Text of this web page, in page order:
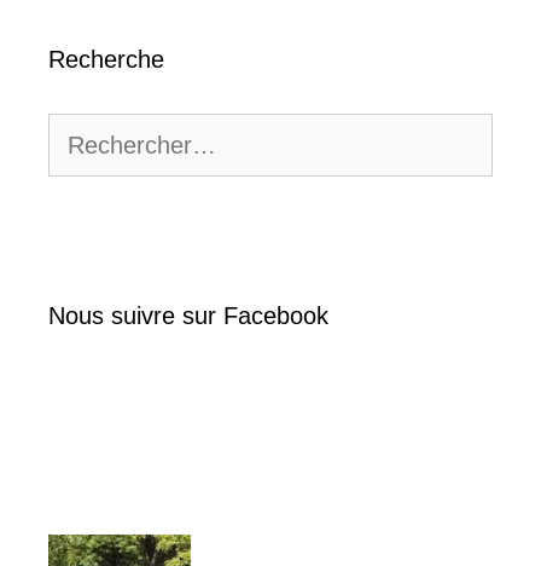
Recherche
Nous suivre sur Facebook